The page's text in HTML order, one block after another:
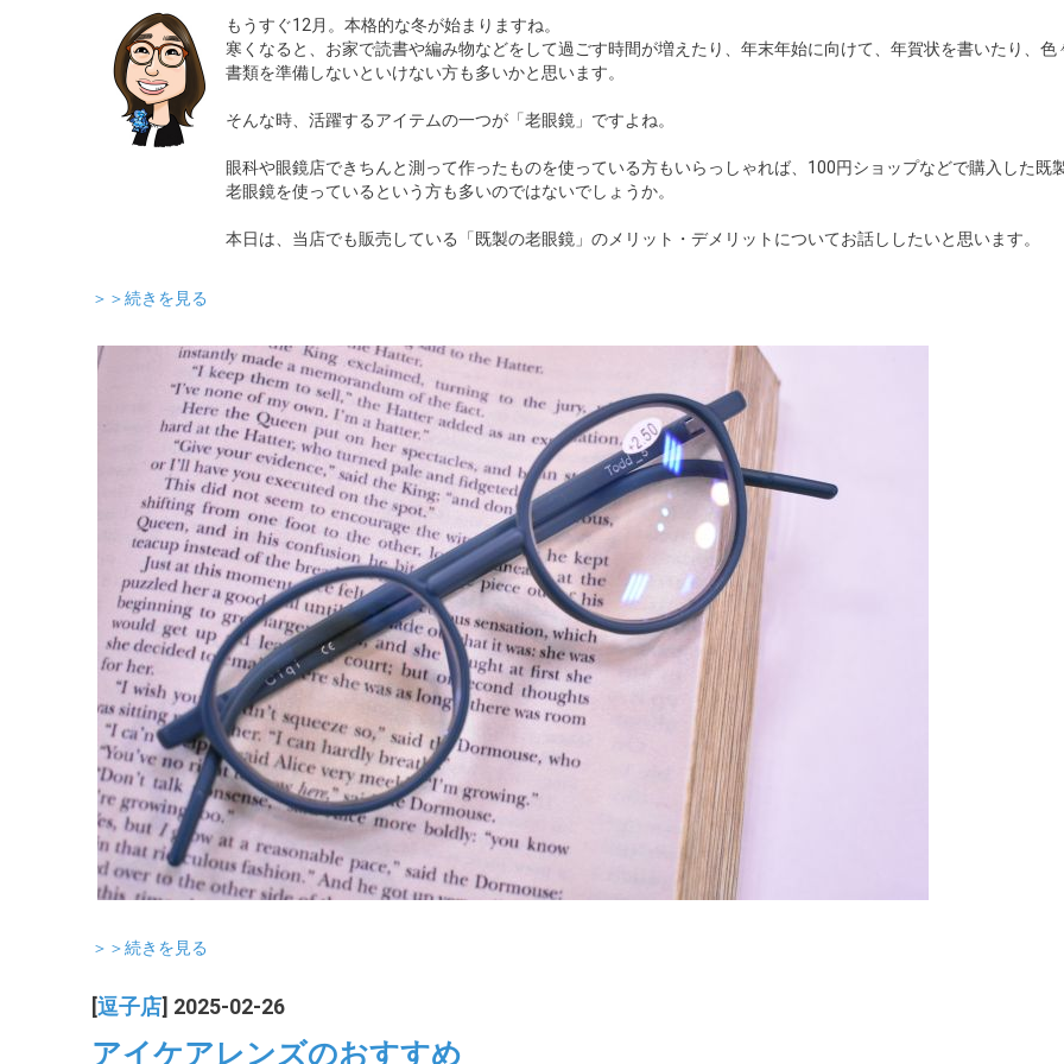
もうすぐ12月。本格的な冬が始まりますね。
寒くなると、お家で読書や編み物などをして過ごす時間が増えたり、年末年始に向けて、年賀状を書いたり、色
書類を準備しないといけない方も多いかと思います。
そんな時、活躍するアイテムの一つが「老眼鏡」ですよね。
眼科や眼鏡店できちんと測って作ったものを使っている方もいらっしゃれば、100円ショップなどで購入した既
老眼鏡を使っているという方も多いのではないでしょうか。
本日は、当店でも販売している「既製の老眼鏡」のメリット・デメリットについてお話ししたいと思います。
＞＞続きを見る
＞＞続きを見る
逗子店 ] 2025-02-26
アイケアレンズのおすすめ